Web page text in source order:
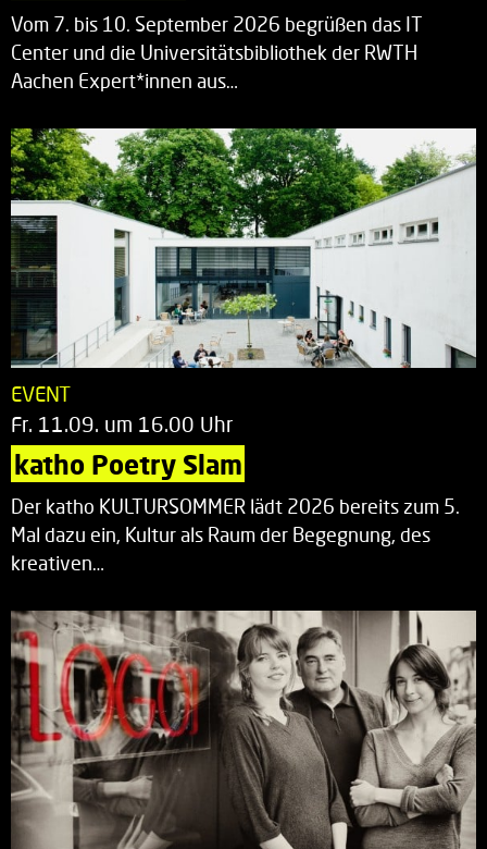
Vom 7. bis 10. September 2026 begrüßen das IT
Center und die Universitätsbibliothek der RWTH
Aachen Expert*innen aus…
EVENT
Fr. 11.09. um 16.00 Uhr
katho Poetry Slam
Der katho KULTURSOMMER lädt 2026 bereits zum 5.
Mal dazu ein, Kultur als Raum der Begegnung, des
kreativen…